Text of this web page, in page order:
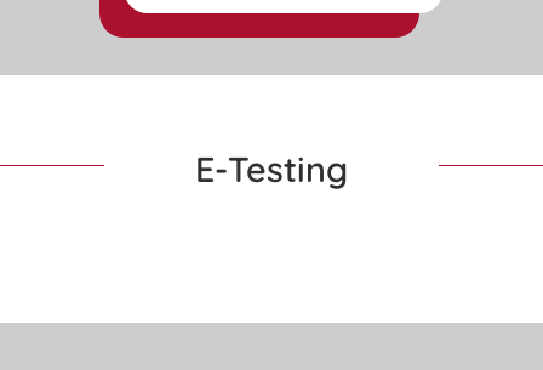
E-Testing